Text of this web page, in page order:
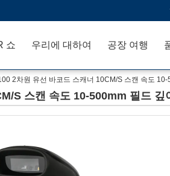
쇼 우리에 대하여 공장 여행
2차원 유선 바코드 스캐너 10CM/S 스캔 속도 10-
S 스캔 속도 10-500mm 필드 깊